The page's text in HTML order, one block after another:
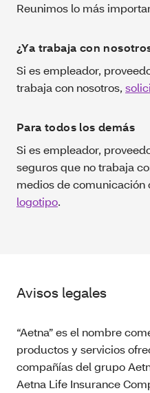
Reunimos lo más
¿Ya trabaja con
Si es empleador,
trabaja con nosotros,
Para todos los demás
Si es empleador,
seguros que no trabaja
medios de comunicación
logotipo.
Avisos legales
“Aetna” es el nombre
productos y servicios
compañías del grupo
Aetna Life Insurance